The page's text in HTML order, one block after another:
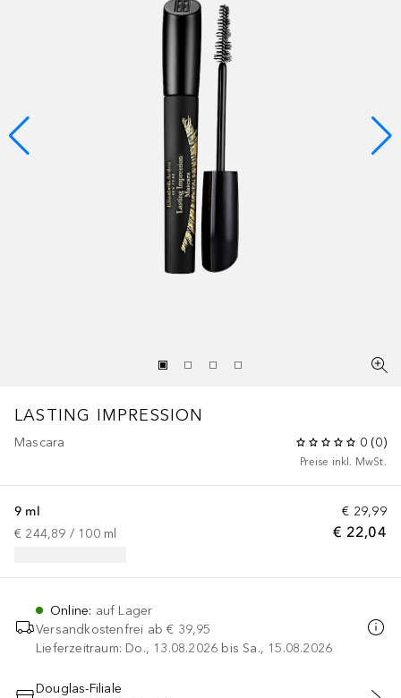
LASTING IMPRESSION
Mascara 0 (0)
Preise inkl. MwSt.
€ 29,99
€ 22,04
9 ml
€ 244,89 / 100 ml
Online: auf Lager
Versandkostenfrei ab € 39,95
Lieferzeitraum: Do., 13.08.2026 bis Sa., 15.08.2026
Douglas-Filiale